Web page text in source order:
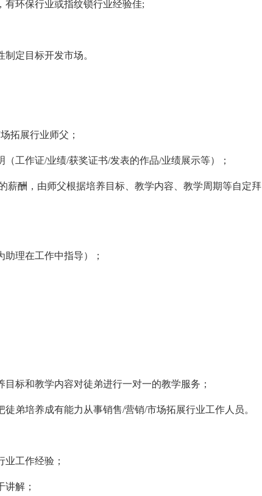
环保行业或指纹锁行业经验佳;
定目标开发市场。
拓展行业师父；
作证/业绩/获奖证书/发表的作品/业绩展示等）；
酬，由师父根据培养目标、教学内容、教学周期等自定拜
理在工作中指导）；
标和教学内容对徒弟进行一对一的教学服务；
培养成有能力从事销售/营销/市场拓展行业工作人员。
工作经验；
解；